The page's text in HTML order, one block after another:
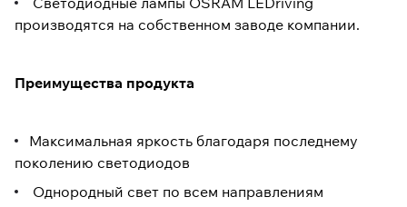
производятся на собственном заводе компании.
Преимущества продукта
Максимальная яркость благодаря последнему
поколению светодиодов
Однородный свет по всем направлениям